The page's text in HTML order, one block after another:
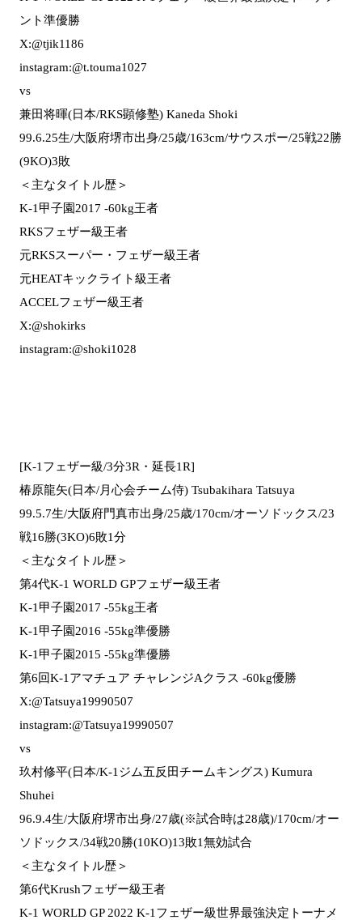
ント準優勝
X:@tjik1186
instagram:@t.touma1027
vs
兼田将暉(日本/RKS顕修塾) Kaneda Shoki
99.6.25生/大阪府堺市出身/25歳/163cm/サウスポー/25戦22勝
(9KO)3敗
＜主なタイトル歴＞
K-1甲子園2017 -60kg王者
RKSフェザー級王者
元RKSスーパー・フェザー級王者
元HEATキックライト級王者
ACCELフェザー級王者
X:@shokirks
instagram:@shoki1028
[K-1フェザー級/3分3R・延長1R]
椿原龍矢(日本/月心会チーム侍) Tsubakihara Tatsuya
99.5.7生/大阪府門真市出身/25歳/170cm/オーソドックス/23
戦16勝(3KO)6敗1分
＜主なタイトル歴＞
第4代K-1 WORLD GPフェザー級王者
K-1甲子園2017 -55kg王者
K-1甲子園2016 -55kg準優勝
K-1甲子園2015 -55kg準優勝
第6回K-1アマチュア チャレンジAクラス -60kg優勝
X:@Tatsuya19990507
instagram:@Tatsuya19990507
vs
玖村修平(日本/K-1ジム五反田チームキングス) Kumura
Shuhei
96.9.4生/大阪府堺市出身/27歳(※試合時は28歳)/170cm/オー
ソドックス/34戦20勝(10KO)13敗1無効試合
＜主なタイトル歴＞
第6代Krushフェザー級王者
K-1 WORLD GP 2022 K-1フェザー級世界最強決定トーナメ